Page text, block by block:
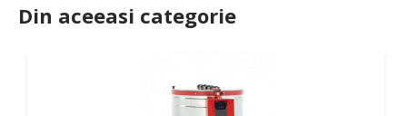
Din aceeasi categorie